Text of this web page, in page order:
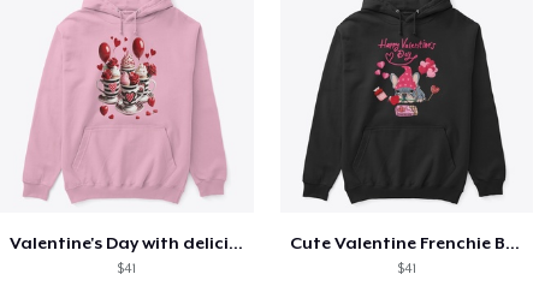
Valentine's Day with delicious food
$41
Cute Valentine Frenchie Bulldog
$41